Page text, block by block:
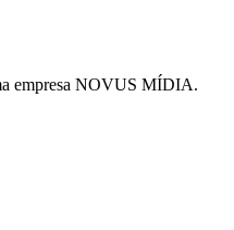
empresa NOVUS MÍDIA.